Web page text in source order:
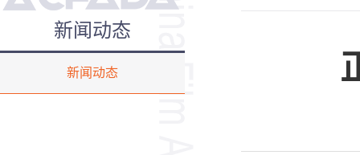
新闻动态
新闻动态